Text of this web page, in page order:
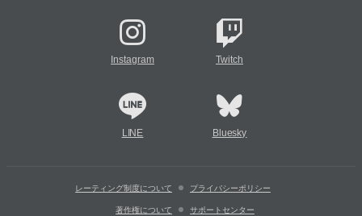
Instagram Twitch
LINE Bluesky
レーティング制度について プライバシーポリシー
著作権について サポートセンター